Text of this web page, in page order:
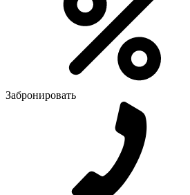
Забронировать